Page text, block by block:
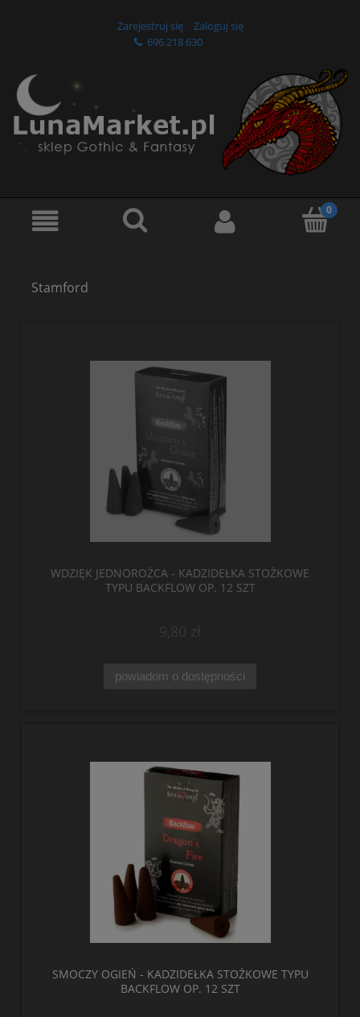
Zarejestruj się
Zaloguj się
696 218 630
Stamford
WDZIĘK JEDNOROŻCA - KADZIDEŁKA STOŻKOWE
TYPU BACKFLOW OP. 12 SZT
powiadom o dostępności
SMOCZY OGIEŃ - KADZIDEŁKA STOŻKOWE TYPU
BACKFLOW OP. 12 SZT